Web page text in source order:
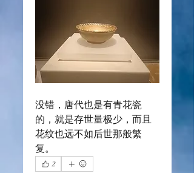
没错，唐代也是有青花瓷
的，就是存世量极少，而且
花纹也远不如后世那般繁
复。
2